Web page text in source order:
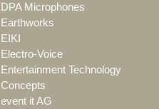
DPA Microphones
Earthworks
EIKI
Electro-Voice
Entertainment Technology
Concepts
event it AG